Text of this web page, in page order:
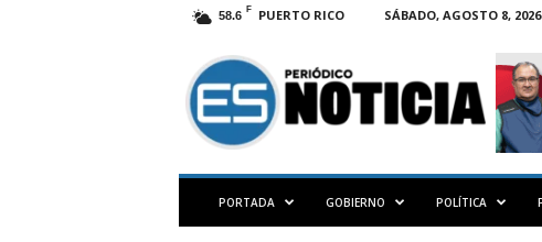
58.6 F PUERTO RICO SÁBADO, AGOSTO 8, 2026
S
N
O
PORTADA GOBIERNO POLÍTICA